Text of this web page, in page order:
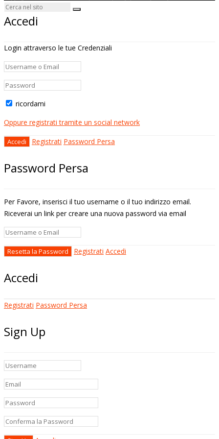
Accedi
Login attraverso le tue Credenziali
ricordami
Oppure registrati tramite un social network
Registrati Password Persa
Password Persa
Per Favore, inserisci il tuo username o il tuo indirizzo email.
Riceverai un link per creare una nuova password via email
Registrati Accedi
Accedi
Registrati Password Persa
Sign Up